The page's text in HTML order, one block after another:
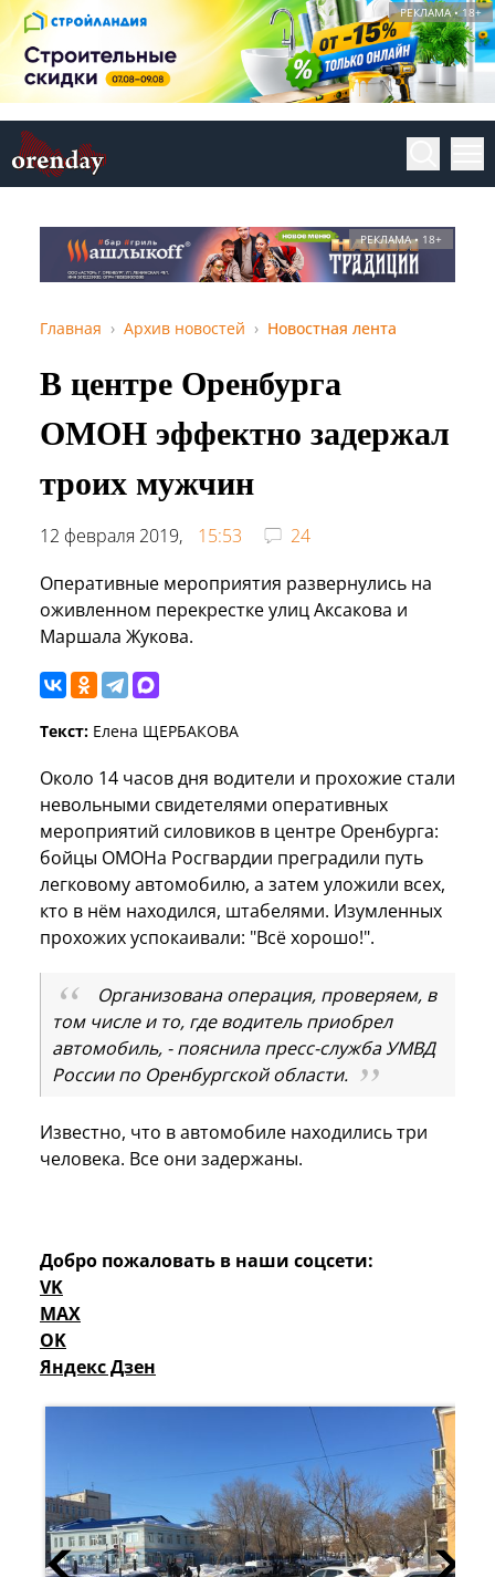
РЕКЛАМА • 18+
РЕКЛАМА • 18+
Главная Архив новостей Новостная лента
В центре Оренбурга
ОМОН эффектно задержал
троих мужчин
12 февраля 2019, 15:53
24
Оперативные мероприятия развернулись на
оживленном перекрестке улиц Аксакова и
Маршала Жукова.
Текст: Елена ЩЕРБАКОВА
Около 14 часов дня водители и прохожие стали
невольными свидетелями оперативных
мероприятий силовиков в центре Оренбурга:
бойцы ОМОНа Росгвардии преградили путь
легковому автомобилю, а затем уложили всех,
кто в нём находился, штабелями. Изумленных
прохожих успокаивали: "Всё хорошо!".
Организована операция, проверяем, в
том числе и то, где водитель приобрел
автомобиль, - пояснила пресс-служба УМВД
России по Оренбургской области.
Известно, что в автомобиле находились три
человека. Все они задержаны.
Добро пожаловать в наши соцсети:
VK
MAX
OK
Яндекс Дзен